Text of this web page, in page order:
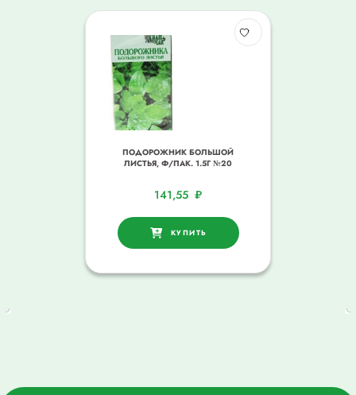
ПОДОРОЖНИК БОЛЬШОЙ
ЛИСТЬЯ, Ф/ПАК. 1.5Г №20
141,55 ₽
КУПИТЬ